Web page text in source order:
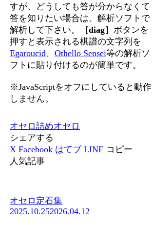
すが、どうしても答が分からなくて
答を知りたい場合は、解析ソフトで
解析して下さい。
［diag］ ボタンを
押すと表示される棋譜の文字列を
Egaroucid、Othello Sensei等の解析ソ
フトに貼り付けるのが簡単です。
※JavaScriptをオフにしていると動作
しません。
オセロ詰めオセロ
シェアする
X Facebook はてブ LINE コピー
人気記事
オセロ定石集
2025.10.252026.04.12